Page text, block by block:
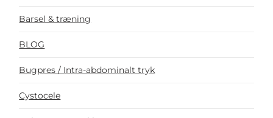
Barsel & træning
BLOG
Bugpres / Intra-abdominalt tryk
Cystocele